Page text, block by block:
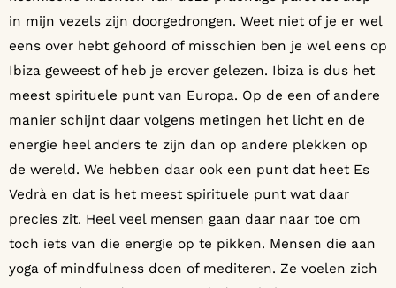
in mijn vezels zijn doorgedrongen. Weet niet of je er wel
eens over hebt gehoord of misschien ben je wel eens op
Ibiza geweest of heb je erover gelezen. Ibiza is dus het
meest spirituele punt van Europa. Op de een of andere
manier schijnt daar volgens metingen het licht en de
energie heel anders te zijn dan op andere plekken op
de wereld. We hebben daar ook een punt dat heet Es
Vedrà en dat is het meest spirituele punt wat daar
precies zit. Heel veel mensen gaan daar naar toe om
toch iets van die energie op te pikken. Mensen die aan
yoga of mindfulness doen of mediteren. Ze voelen zich